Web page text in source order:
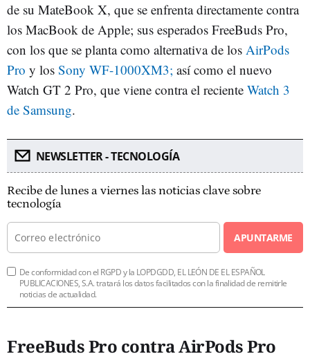
de su MateBook X, que se enfrenta directamente contra
los MacBook de Apple; sus esperados FreeBuds Pro,
con los que se planta como alternativa de los AirPods
Pro y los Sony WF-1000XM3; así como el nuevo
Watch GT 2 Pro, que viene contra el reciente Watch 3
de Samsung.
NEWSLETTER - TECNOLOGÍA
Recibe de lunes a viernes las noticias clave sobre
tecnología
APUNTARME
De conformidad con el RGPD y la LOPDGDD, EL LEÓN DE EL ESPAÑOL
PUBLICACIONES, S.A. tratará los datos facilitados con la finalidad de remitirle
noticias de actualidad.
FreeBuds Pro contra AirPods Pro